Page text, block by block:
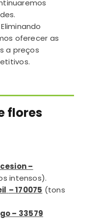
Eliminando
oferecer as
a preços
flores
–
intensos).
–170075 (tons
– 33579